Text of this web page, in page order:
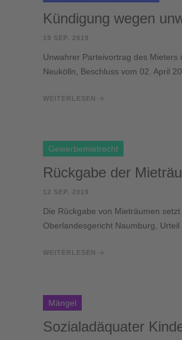
Kündigung wegen
19 SEP. 2019
Unwahrer Parteivortrag des Mieters
Neukölln, Beschluss vom 02. April
WEITERLESEN
Gewerbemietrecht
Rückgabe der
12 SEP. 2019
Die Rückgabe von Mieträumen
Oberlandesgericht Naumburg, Urteil
WEITERLESEN
Mängel
Sozialadäquater